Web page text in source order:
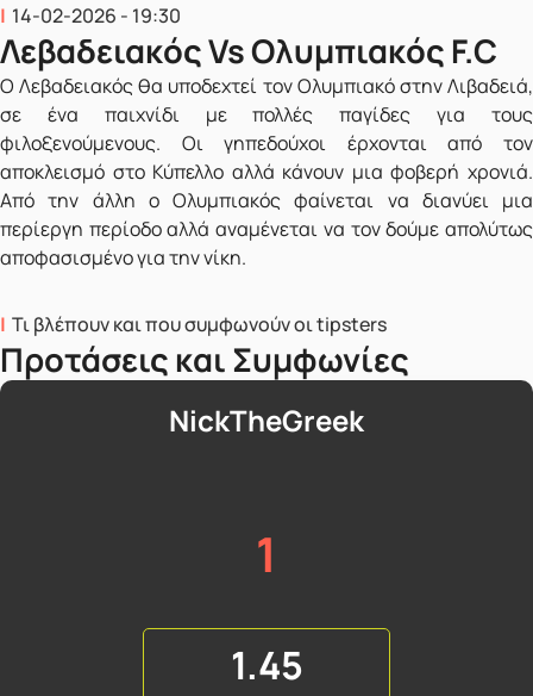
14-02-2026 - 19:30
Λεβαδειακός Vs Ολυμπιακός F.C
Ο Λεβαδειακός θα υποδεχτεί τον Ολυμπιακό στην Λιβαδειά,
σε ένα παιχνίδι με πολλές παγίδες για τους
φιλοξενούμενους. Οι γηπεδούχοι έρχονται από τον
αποκλεισμό στο Κύπελλο αλλά κάνουν μια φοβερή χρονιά.
Από την άλλη ο Ολυμπιακός φαίνεται να διανύει μια
περίεργη περίοδο αλλά αναμένεται να τον δούμε απολύτως
αποφασισμένο για την νίκη.
Τι βλέπουν και που συμφωνούν οι tipsters
Προτάσεις και Συμφωνίες
NickTheGreek
1
1.45